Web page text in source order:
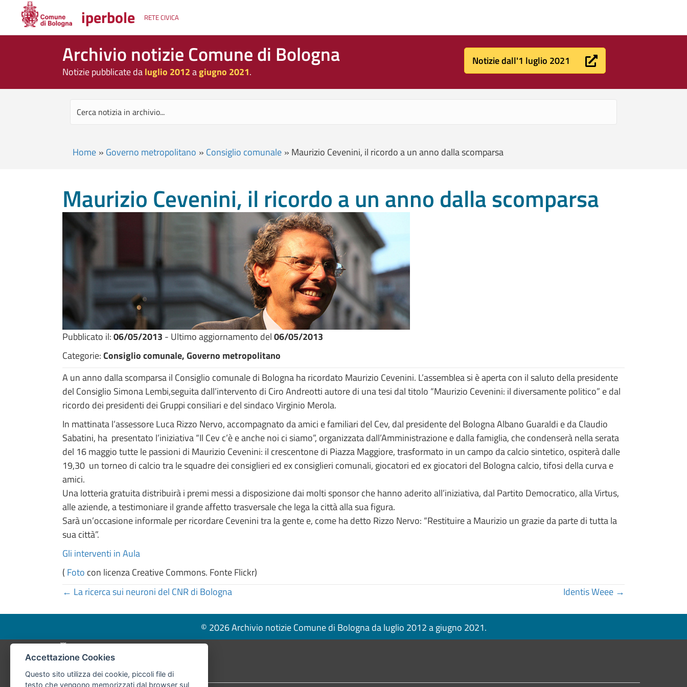
iperbole RETE CIVICA
Archivio notizie Comune di Bologna
Notizie pubblicate daluglio 2012agiugno 2021.
Notizie dall'1 luglio 2021
Home » Governo metropolitano » Consiglio comunale » Maurizio Cevenini, il ricordo a un anno dalla scomparsa
Maurizio Cevenini, il ricordo a un anno dalla scomparsa
Pubblicato il:06/05/2013 - Ultimo aggiornamento del06/05/2013
Categorie:Consiglio comunale, Governo metropolitano
A un anno dalla scomparsa il Consiglio comunale di Bologna ha ricordato Maurizio Cevenini. L’assemblea si è aperta con il saluto della presidente
del Consiglio Simona Lembi,seguita dall’intervento di Ciro Andreotti autore di una tesi dal titolo “Maurizio Cevenini: il diversamente politico” e dal
ricordo dei presidenti dei Gruppi consiliari e del sindaco Virginio Merola.
In mattinata l’assessore Luca Rizzo Nervo, accompagnato da amici e familiari del Cev, dal presidente del Bologna Albano Guaraldi e da Claudio
Sabatini, ha presentato l’iniziativa “Il Cev c’è e anche noi ci siamo”, organizzata dall’Amministrazione e dalla famiglia, che condenserà nella serata
del 16 maggio tutte le passioni di Maurizio Cevenini: il crescentone di Piazza Maggiore, trasformato in un campo da calcio sintetico, ospiterà dalle
19,30 un torneo di calcio tra le squadre dei consiglieri ed ex consiglieri comunali, giocatori ed ex giocatori del Bologna calcio, tifosi della curva e
amici.
Una lotteria gratuita distribuirà i premi messi a disposizione dai molti sponsor che hanno aderito all’iniziativa, dal Partito Democratico, alla Virtus,
alle aziende, a testimoniare il grande affetto trasversale che lega la città alla sua figura.
Sarà un’occasione informale per ricordare Cevenini tra la gente e, come ha detto Rizzo Nervo: “Restituire a Maurizio un grazie da parte di tutta la
sua città”.
Gli interventi in Aula
( Foto con licenza Creative Commons. Fonte Flickr)
Posts
navigation
← La ricerca sui neuroni del CNR di Bologna Identis Weee →
© 2026 Archivio notizie Comune di Bologna da luglio 2012 a giugno 2021.
Pié di pagina di Comune di Bologna
Accettazione Cookies
Questo sito utilizza dei cookie, piccoli file di
testo che vengono memorizzati dal browser sul